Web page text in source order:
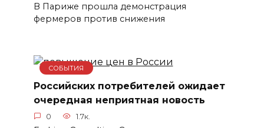
В Париже прошла демонстрация
фермеров против снижения
СОБЫТИЯ
Российских потребителей ожидает
очередная неприятная новость
0 1.7к.